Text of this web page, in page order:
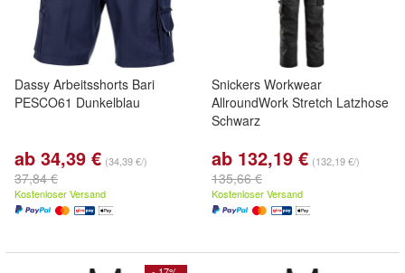
Dassy Arbeitsshorts Bari
PESCO61 Dunkelblau
ab 34,39 € (34,39 €/)
37,84 €
Kostenloser Versand
Snickers Workwear
AllroundWork Stretch Latzhose
Schwarz
ab 132,19 € (132,19 €/)
135,66 €
Kostenloser Versand